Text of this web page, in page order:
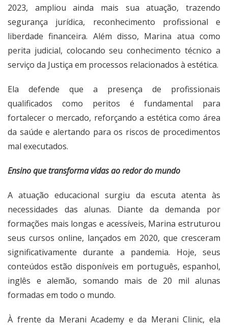
2023, ampliou ainda mais sua atuação, trazendo
segurança jurídica, reconhecimento profissional e
liberdade financeira. Além disso, Marina atua como
perita judicial, colocando seu conhecimento técnico a
serviço da Justiça em processos relacionados à estética.
Ela defende que a presença de profissionais
qualificados como peritos é fundamental para
fortalecer o mercado, reforçando a estética como área
da saúde e alertando para os riscos de procedimentos
mal executados.
Ensino que transforma vidas ao redor do mundo
A atuação educacional surgiu da escuta atenta às
necessidades das alunas. Diante da demanda por
formações mais longas e acessíveis, Marina estruturou
seus cursos online, lançados em 2020, que cresceram
significativamente durante a pandemia. Hoje, seus
conteúdos estão disponíveis em português, espanhol,
inglês e alemão, somando mais de 20 mil alunas
formadas em todo o mundo.
À frente da Merani Academy e da Merani Clinic, ela